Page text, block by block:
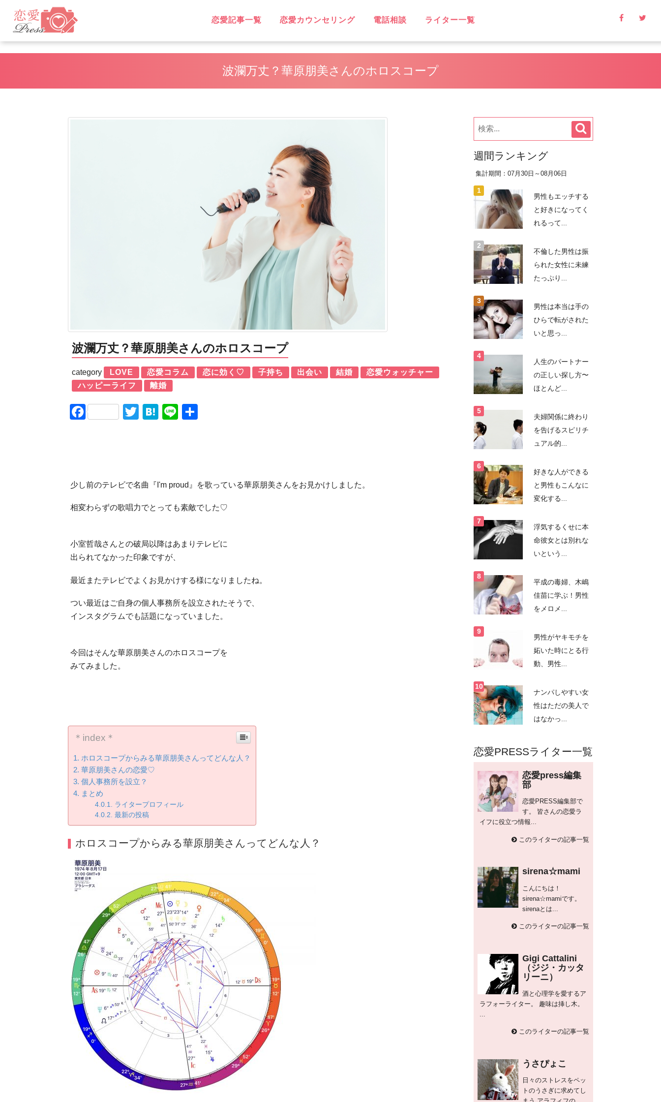
恋愛記事一覧
LOVE
不倫
無料相談
片思い
復縁
失恋
浮気
遠距離恋愛
略奪愛
ソウルメイト
スピリチュアル
恋に効く♡
笑えるネタ
子持ち
出会い
デート・旅行
同性愛
結婚
男性心理
恋愛ウォッチャー
ハッピーライフ
ヘルシーライフ
LGBT
恋愛カウンセリング 電話相談 ライター一覧
波瀾万丈？華原朋美さんのホロスコープ
波瀾万丈？華原朋美さんのホロスコープ
category LOVE 恋愛コラム 恋に効く♡ 子持ち 出会い 結婚
恋愛ウォッチャー
ハッピーライフ
離婚
FacebookTwitterHatena
Line
少し前のテレビで名曲『I'm proud』を歌っている華原朋美さんをお見かけしました。
相変わらずの歌唱力でとっても素敵でした♡
小室哲哉さんとの破局以降はあまりテレビに
出られてなかった印象ですが、
最近またテレビでよくお見かけする様になりましたね。
つい最近はご自身の個人事務所を設立されたそうで、
インスタグラムでも話題になっていました。
今回はそんな華原朋美さんのホロスコープを
みてみました。
＊index＊
ホロスコープからみる華原朋美さんってどんな人？
華原朋美さんの恋愛♡
個人事務所を設立？
まとめ
ライタープロフィール
最新の投稿
ホロスコープからみる華原朋美さんってどんな人？
週間ランキング
集計期間：07月30日～08月06日
男性もエッチする
と好きになってく
れるって...
不倫した男性は振
られた女性に未練
たっぷり...
男性は本当は手の
ひらで転がされた
いと思っ...
人生のパートナー
の正しい探し方〜
ほとんど...
夫婦関係に終わり
を告げるスピリチ
ュアル的...
好きな人ができる
と男性もこんなに
変化する...
浮気するくせに本
命彼女とは別れな
いという...
平成の毒婦、木嶋
佳苗に学ぶ！男性
をメロメ...
男性がヤキモチを
妬いた時にとる行
動、男性...
ナンパしやすい女
性はただの美人で
はなかっ...
恋愛PRESSライター一覧
恋愛press編集
部
恋愛PRESS編集部で
す。 皆さんの恋愛ラ
イフに役立つ情報...
このライターの記事一覧
sirena☆mami
こんにちは！
sirena☆mamiです。
sirenaとは...
このライターの記事一覧
Gigi Cattalini
（ジジ・カッタ
リーニ）
酒と心理学を愛するア
ラフォーライター。 趣味は挿し木。
...
このライターの記事一覧
うさぴょこ
日々のストレスをペッ
トのうさぎに求めてし